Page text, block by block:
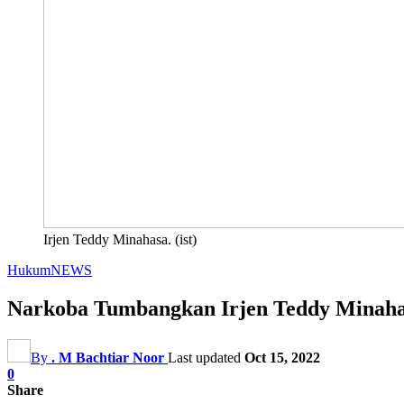
Irjen Teddy Minahasa. (ist)
HukumNEWS
Narkoba Tumbangkan Irjen Teddy
By . M Bachtiar Noor Last updated Oct 15, 2022
0
Share